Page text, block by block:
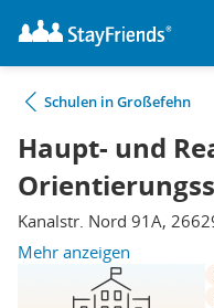
Schulen in Großefehn
Haupt- und
Kanalstr. Nord 91A,
Mehr anzeigen